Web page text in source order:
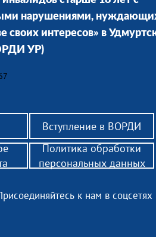
нарушениями,
своих интересов» в
УР)
Вступление в ВОРДИ
к нам в соцсетях
Политика обработки
персональных данных